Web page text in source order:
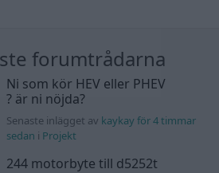
forumtrådarna
Ni som kör HEV eller PHEV
? är ni nöjda?
Senaste inlägget av kaykay för 4 timmar
sedan i Projekt
244 motorbyte till d5252t